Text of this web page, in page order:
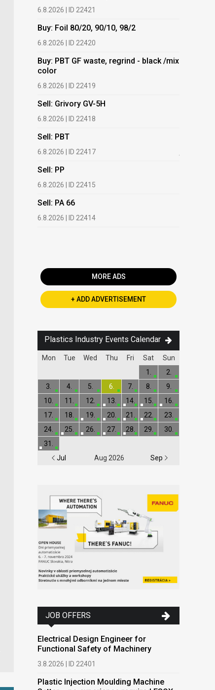
6.8.2026 | ID 22421
Buy: Foil 80/20, 90/10, 98/2
6.8.2026 | ID 22420
Buy: PBT GF waste, regrind - black /mix
color
6.8.2026 | ID 22419
Sell: Grivory GV-5H
6.8.2026 | ID 22418
Sell: PBT
6.8.2026 | ID 22417
Sell: PP
6.8.2026 | ID 22415
Sell: PA 66
6.8.2026 | ID 22414
MORE ADS
+ ADD ADVERTISEMENT
Plastics Industry Events Calendar
Mon Tue Wed Thu Fri Sat Sun
Jul Aug 2026 Sep
1.
2.
3.
4. 5. 6. 7. 8.
9.
10.
11. 12. 13. 14. 15.
16.
17.
18. 19. 20. 21. 22.
23.
24.
25. 26. 27. 28. 29.
30.
31.
JOB OFFERS
Electrical Design Engineer for
Functional Safety of Machinery
3.8.2026 | ID 22401
Plastic Injection Moulding Machine